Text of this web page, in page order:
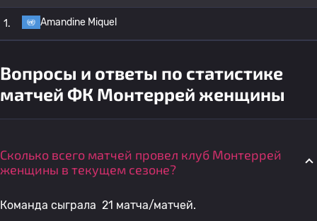
1. Amandine Miquel
Вопросы и ответы по статистике
матчей ФК Монтеррей женщины
Сколько всего матчей провел клуб Монтеррей
женщины в текущем сезоне?
Команда сыграла 21 матча/матчей.